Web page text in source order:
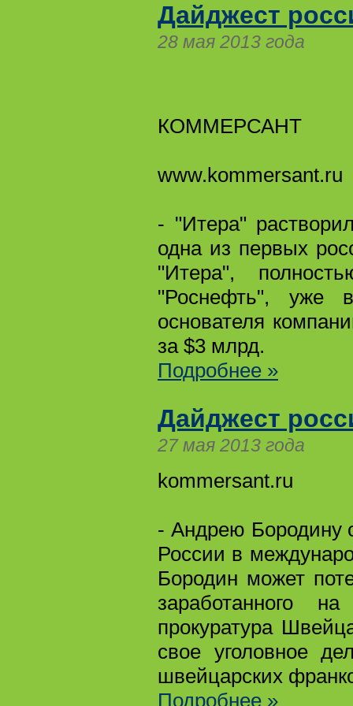
Дайджест
28 мая 2013 года
КОММЕРСАНТ
www.kommersant.ru
- "Итера"
одна из первых
"Итера",
"Роснефть", уже
основателя
за $3 млрд.
Подробнее »
Дайджест
27 мая 2013 года
kommersant.ru
- Андрею Бородину
России в
Бородин может
заработанного
прокуратура
свое уголовное
швейцарских
Подробнее »